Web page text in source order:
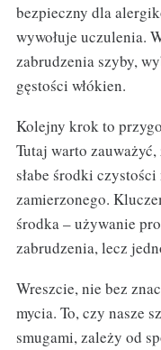
bezpieczny dla
wywołuje uczulenia.
zabrudzenia szyby,
gęstości włókien.
Kolejny krok to
Tutaj warto
słabe środki
zamierzonego.
środka – używanie
zabrudzenia, lecz
Wreszcie, nie bez
mycia. To, czy nasze
smugami, zależy od